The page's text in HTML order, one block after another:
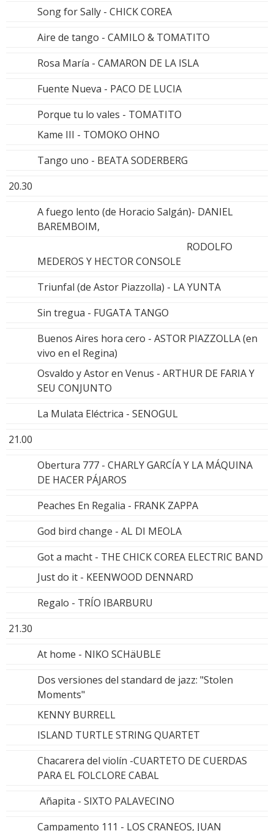
Song for Sally - CHICK COREA
Aire de tango - CAMILO & TOMATITO
Rosa María - CAMARON DE LA ISLA
Fuente Nueva - PACO DE LUCIA
Porque tu lo vales - TOMATITO
Kame III - TOMOKO OHNO
Tango uno - BEATA SODERBERG
20.30
A fuego lento (de Horacio Salgán)- DANIEL
BAREMBOIM,
RODOLFO
MEDEROS Y HECTOR CONSOLE
Triunfal (de Astor Piazzolla) - LA YUNTA
Sin tregua - FUGATA TANGO
Buenos Aires hora cero - ASTOR PIAZZOLLA (en
vivo en el Regina)
Osvaldo y Astor en Venus - ARTHUR DE FARIA Y
SEU CONJUNTO
La Mulata Eléctrica - SENOGUL
21.00
Obertura 777 - CHARLY GARCÍA Y LA MÁQUINA
DE HACER PÁJAROS
Peaches En Regalia - FRANK ZAPPA
God bird change - AL DI MEOLA
Got a macht - THE CHICK COREA ELECTRIC BAND
Just do it - KEENWOOD DENNARD
Regalo - TRÍO IBARBURU
21.30
At home - NIKO SCHäUBLE
Dos versiones del standard de jazz: "Stolen
Moments"
KENNY BURRELL
ISLAND TURTLE STRING QUARTET
Chacarera del violín -CUARTETO DE CUERDAS
PARA EL FOLCLORE CABAL
Añapita - SIXTO PALAVECINO
Campamento 111 - LOS CRANEOS, JUAN